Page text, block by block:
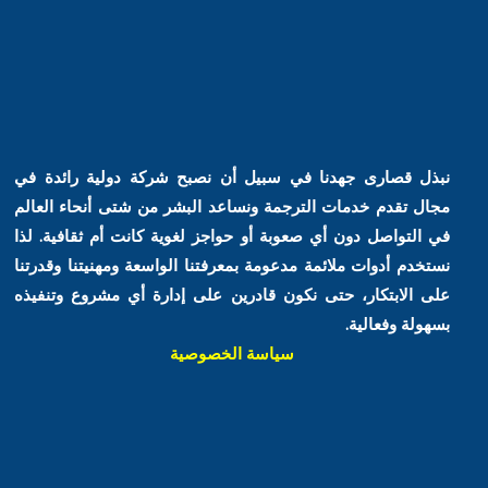
نبذل قصارى جهدنا في سبيل أن نصبح شركة دولية رائدة في
مجال تقدم خدمات الترجمة ونساعد البشر من شتى أنحاء العالم
في التواصل دون أي صعوبة أو حواجز لغوية كانت أم ثقافية. لذا
نستخدم أدوات ملائمة مدعومة بمعرفتنا الواسعة ومهنيتنا وقدرتنا
على الابتكار، حتى نكون قادرين على إدارة أي مشروع وتنفيذه
بسهولة وفعالية.
سياسة الخصوصية